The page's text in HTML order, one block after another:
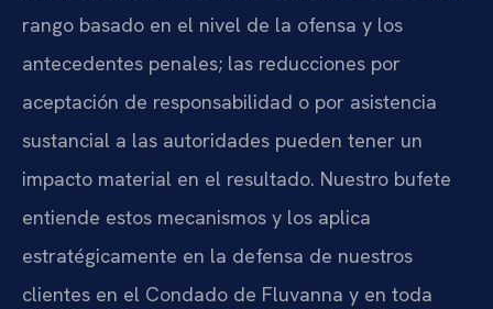
rango basado en el nivel de la ofensa y los
antecedentes penales; las reducciones por
aceptación de responsabilidad o por asistencia
sustancial a las autoridades pueden tener un
impacto material en el resultado. Nuestro bufete
entiende estos mecanismos y los aplica
estratégicamente en la defensa de nuestros
clientes en el Condado de Fluvanna y en toda